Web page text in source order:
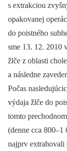
s extrakciou
opakovanej
do poist­ného
sme 13. 12. 2010
žlče z oblasti
a následne
Počas
výdaja žlče do
tomto
(denne cca
najprv extrahovali